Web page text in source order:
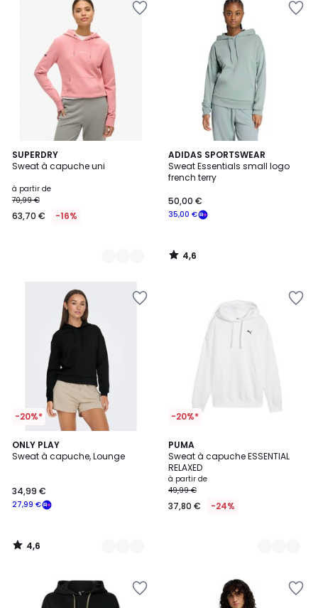
SUPERDRY
Sweat à capuche uni
à partir de
70,99 €
63,70 € -16%
4
Couleurs
ADIDAS SPORTSWEAR
Sweat Essentials small logo
french terry
35,00 €
50,00 €
4,6
/ 5
4,6
/
-20%*
ONLY PLAY
Sweat à capuche, Lounge
27,99 €
34,99 €
4,6
/ 5
2
Couleurs
4,6
/
-20%*
PUMA
Sweat à capuche ESSENTIAL
RELAXED
à partir de
49,99 €
37,80 € -24%
2
Couleurs